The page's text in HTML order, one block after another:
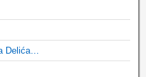
Delića…